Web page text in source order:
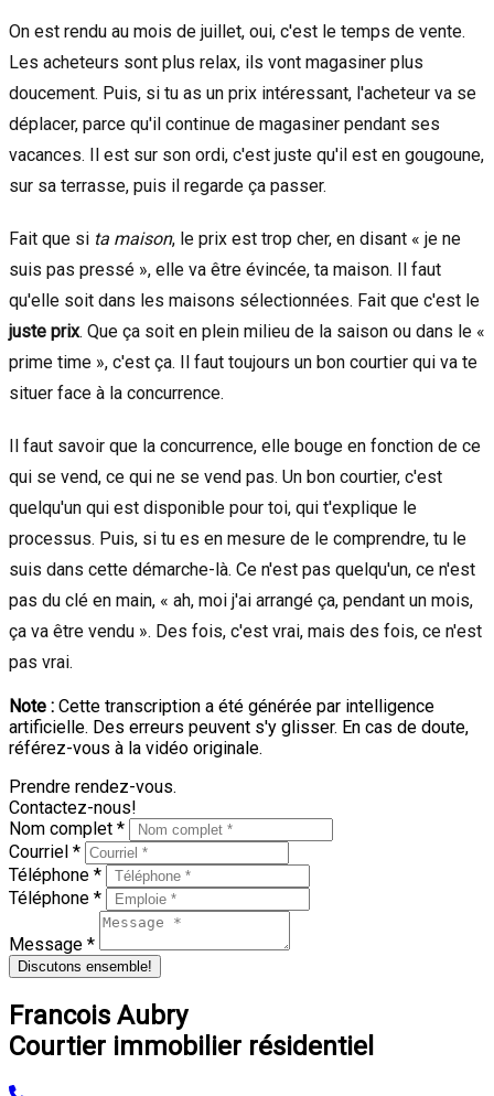
On est rendu au mois de juillet, oui, c'est le temps de vente.
Les acheteurs sont plus relax, ils vont magasiner plus
doucement. Puis, si tu as un prix intéressant, l'acheteur va se
déplacer, parce qu'il continue de magasiner pendant ses
vacances. Il est sur son ordi, c'est juste qu'il est en gougoune,
sur sa terrasse, puis il regarde ça passer.
Fait que si ta maison, le prix est trop cher, en disant « je ne
suis pas pressé », elle va être évincée, ta maison. Il faut
qu'elle soit dans les maisons sélectionnées. Fait que c'est le
juste prix. Que ça soit en plein milieu de la saison ou dans le «
prime time », c'est ça. Il faut toujours un bon courtier qui va te
situer face à la concurrence.
Il faut savoir que la concurrence, elle bouge en fonction de ce
qui se vend, ce qui ne se vend pas. Un bon courtier, c'est
quelqu'un qui est disponible pour toi, qui t'explique le
processus. Puis, si tu es en mesure de le comprendre, tu le
suis dans cette démarche-là. Ce n'est pas quelqu'un, ce n'est
pas du clé en main, « ah, moi j'ai arrangé ça, pendant un mois,
ça va être vendu ». Des fois, c'est vrai, mais des fois, ce n'est
pas vrai.
Note : Cette transcription a été générée par intelligence
artificielle. Des erreurs peuvent s'y glisser. En cas de doute,
référez-vous à la vidéo originale.
Prendre rendez-vous.
Contactez-nous!
Nom complet *
Courriel *
Téléphone *
Téléphone *
Message *
Discutons ensemble!
Francois Aubry
Courtier immobilier résidentiel